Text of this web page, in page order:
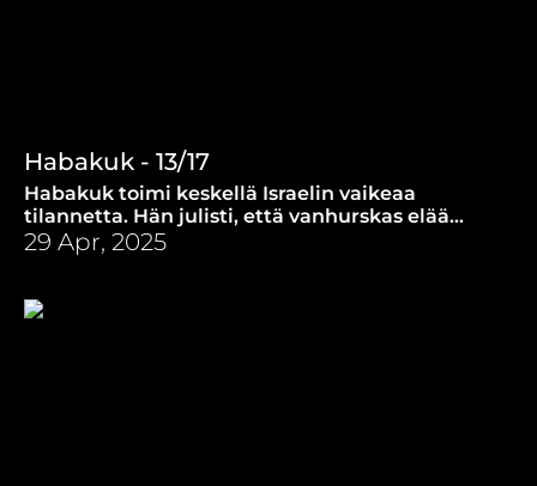
Habakuk - 13/17
Habakuk toimi keskellä Israelin vaikeaa
tilannetta. Hän julisti, että vanhurskas elää
uskosta, johon myös Paavali myöhemmin
viittasi.
29 Apr, 2025